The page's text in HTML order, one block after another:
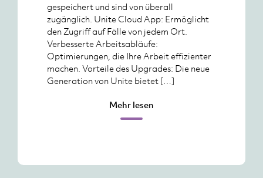
gespeichert und sind von überall
zugänglich. Unite Cloud App: Ermöglicht
den Zugriff auf Fälle von jedem Ort.
Verbesserte Arbeitsabläufe:
Optimierungen, die Ihre Arbeit effizienter
machen. Vorteile des Upgrades: Die neue
Generation von Unite bietet […]
Mehr lesen